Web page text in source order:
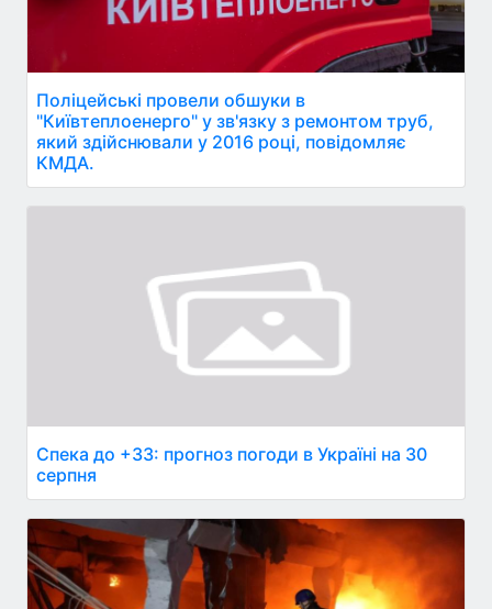
Поліцейські провели обшуки в
"Київтеплоенерго" у зв'язку з ремонтом труб,
який здійснювали у 2016 році, повідомляє
КМДА.
Спека до +33: прогноз погоди в Україні на 30
серпня